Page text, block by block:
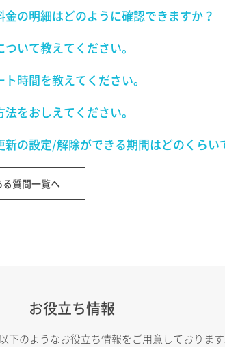
金の明細はどのように確認できますか？
ついて教えてください。
ト時間を教えてください。
法をおしえてください。
新の設定/解除ができる期間はどのくらい
る質問一覧へ
お役立ち情報
下のようなお役立ち情報をご用意しておりま